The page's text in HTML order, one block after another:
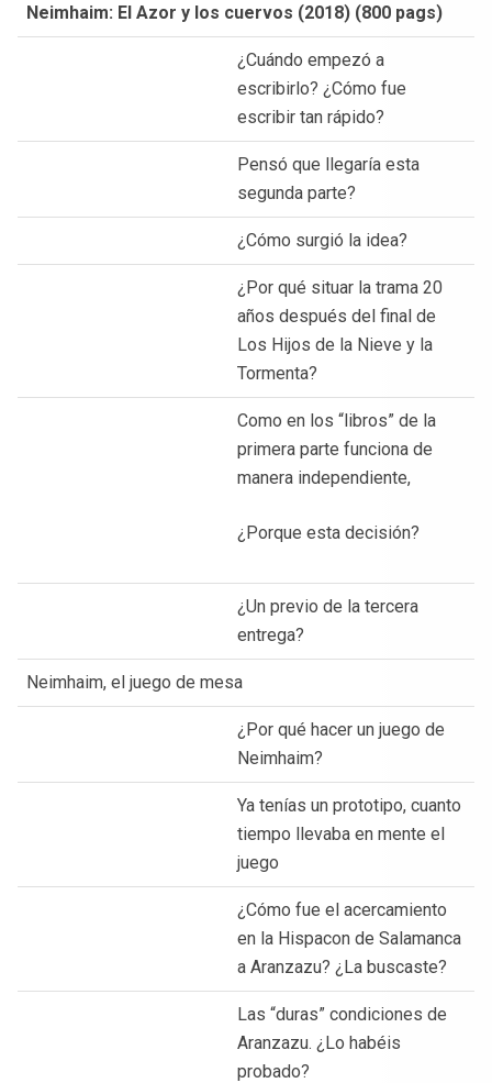
Neimhaim: El Azor y los cuervos (2018) (800 pags)
¿Cuándo empezó a
escribirlo? ¿Cómo fue
escribir tan rápido?
Pensó que llegaría esta
segunda parte?
¿Cómo surgió la idea?
¿Por qué situar la trama 20
años después del final de
Los Hijos de la Nieve y la
Tormenta?
Como en los “libros” de la
primera parte funciona de
manera independiente,
¿Porque esta decisión?
¿Un previo de la tercera
entrega?
Neimhaim, el juego de mesa
¿Por qué hacer un juego de
Neimhaim?
Ya tenías un prototipo, cuanto
tiempo llevaba en mente el
juego
¿Cómo fue el acercamiento
en la Hispacon de Salamanca
a Aranzazu? ¿La buscaste?
Las “duras” condiciones de
Aranzazu. ¿Lo habéis
probado?